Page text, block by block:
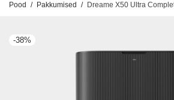
Pood / Pakkumised / Dreame X50 Ultra Complete –
-38%